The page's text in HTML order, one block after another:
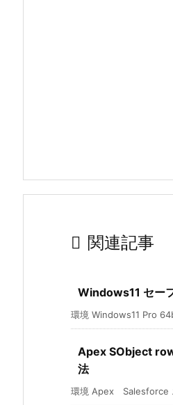
 関連記事
Windows11 セー
環境 Windows11 Pro
Apex SObject
法
環境 Apex Salesforce